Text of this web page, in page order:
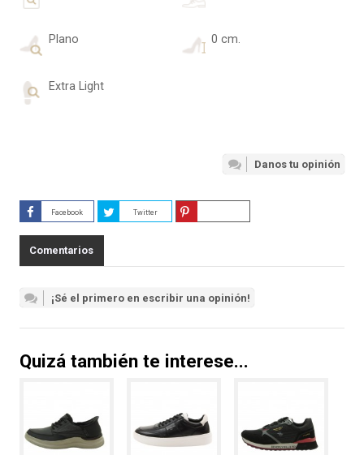
Plano 0 cm.
Extra Light
Danos tu opinión
Facebook Twitter
Comentarios
¡Sé el primero en escribir una opinión!
Quizá también te interese...